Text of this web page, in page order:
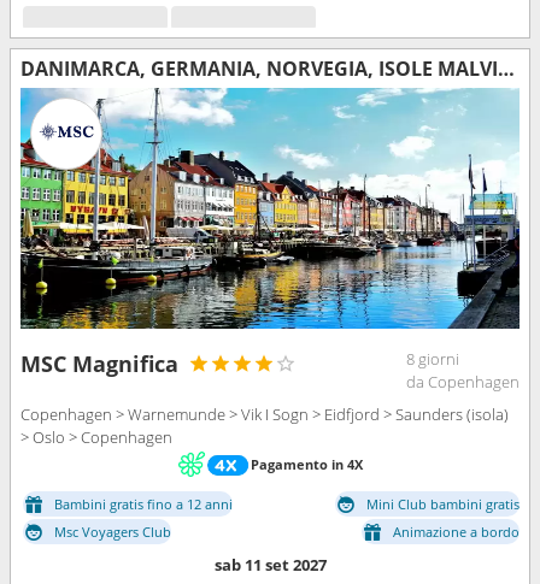
DANIMARCA, GERMANIA, NORVEGIA, ISOLE MALVINE
MSC Magnifica
8 giorni
da Copenhagen
Copenhagen > Warnemunde > Vik I Sogn > Eidfjord > Saunders (isola)
> Oslo > Copenhagen
Pagamento in 4X
Bambini gratis fino a 12 anni
Mini Club bambini gratis
Msc Voyagers Club
Animazione a bordo
sab 11 set 2027